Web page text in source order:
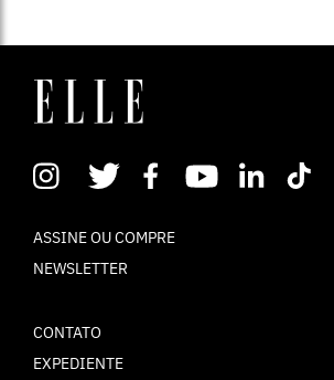
ASSINE OU COMPRE
NEWSLETTER
CONTATO
EXPEDIENTE